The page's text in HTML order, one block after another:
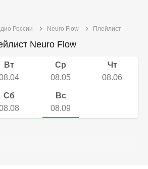
России Neuro Flow Плейлист
Neuro Flow
Вт
Ср
08.05
Чт
08.06
Сб
Вс
08.09